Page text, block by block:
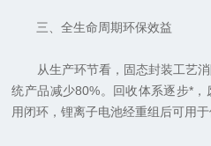
三、全生命周期环保效益
从生产环节看，固态封装工艺消
统产品减少80%。回收体系逐步*
用闭环，锂离子电池经重组后可用于